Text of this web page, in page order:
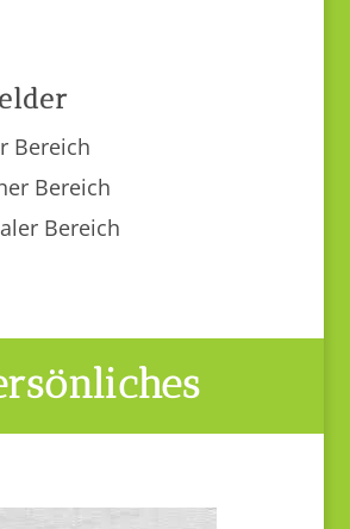
Bereich
Bereich
Bereich